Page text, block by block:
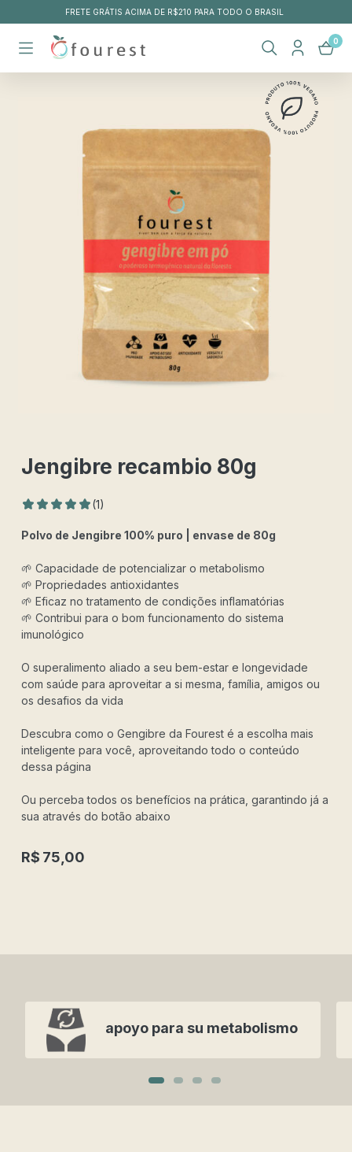
FRETE GRÁTIS ACIMA DE R$210 PARA TODO O BRASIL
0
Jengibre recambio 80g
Valorado
1 (1)
Polvo de Jengibre 100% puro | envase de 80g
🌱 Capacidade de potencializar o metabolismo
🌱 Propriedades antioxidantes
🌱 Eficaz no tratamento de condições inflamatórias
🌱 Contribui para o bom funcionamento do sistema
imunológico
O superalimento aliado a seu bem-estar e longevidade
com saúde para aproveitar a si mesma, família, amigos ou
os desafios da vida
Descubra como o Gengibre da Fourest é a escolha mais
inteligente para você, aproveitando todo o conteúdo
dessa página
Ou perceba todos os benefícios na prática, garantindo já a
sua através do botão abaixo
R$ 75,00
apoyo para su metabolismo